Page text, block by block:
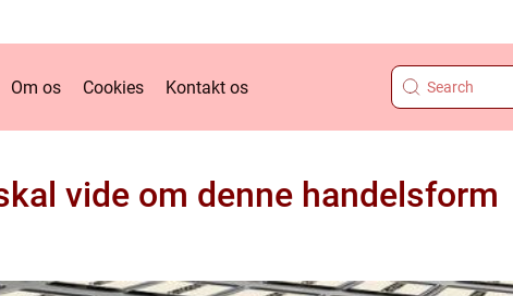
Om os Cookies Kontakt os
vide om denne handelsform